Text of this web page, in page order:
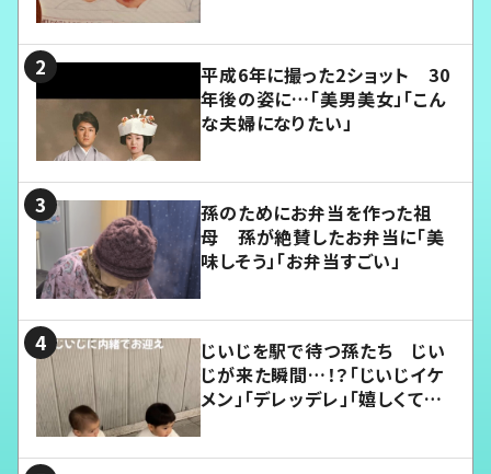
平成6年に撮った2ショット 30
年後の姿に…「美男美女」「こん
な夫婦になりたい」
孫のためにお弁当を作った祖
母 孫が絶賛したお弁当に「美
味しそう」「お弁当すごい」
じいじを駅で待つ孫たち じい
じが来た瞬間…！？「じいじイケ
メン」「デレッデレ」「嬉しくて可